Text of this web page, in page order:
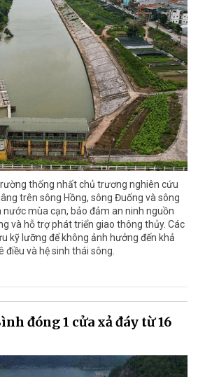
thống nhất chủ trương nghiên cứu
trên sông Hồng, sông Đuống và sông
mùa cạn, bảo đảm an ninh nguồn
và hỗ trợ phát triển giao thông thủy. Các
kỹ lưỡng để không ảnh hưởng đến khả
và hệ sinh thái sông.
đóng 1 cửa xả đáy từ 16